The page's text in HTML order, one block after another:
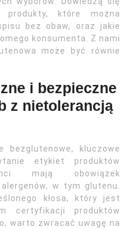
produkty, które można
bez obaw, oraz jakie
konsumenta. Z nami
może być równie
i bezpieczne
z nietolerancją
bezglutenowe, kluczowe
etykiet produktów
mają obowiązek
w tym glutenu.
kłosa, który jest
certyfikacji produktów
warto zwracać uwagę na